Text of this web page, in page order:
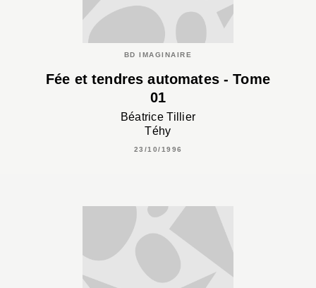
BD IMAGINAIRE
Fée et tendres automates - Tome
01
Béatrice Tillier
Téhy
23/10/1996